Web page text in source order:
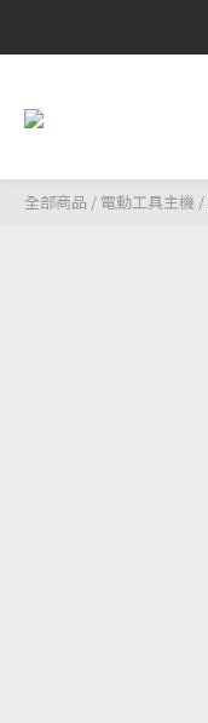
全部商品 / 電動工具主機 /